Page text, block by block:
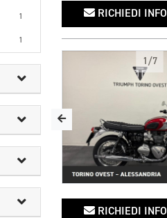
1
1
RICHIEDI INFO
1/7
RICHIEDI INFO